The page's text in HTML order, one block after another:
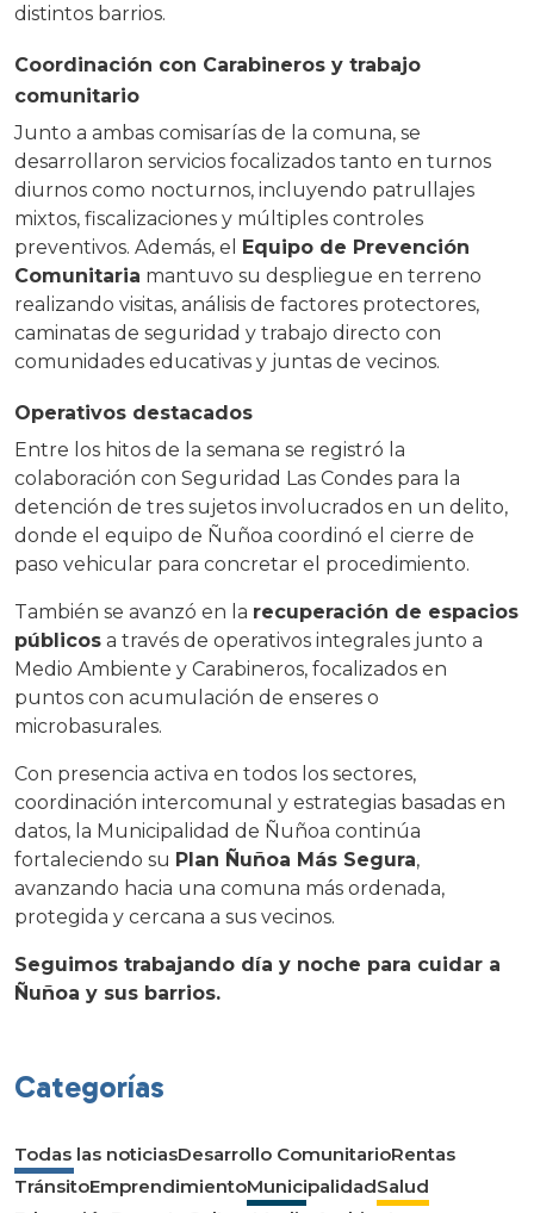
distintos barrios.
Coordinación con Carabineros y trabajo
comunitario
Junto a ambas comisarías de la comuna, se
desarrollaron servicios focalizados tanto en turnos
diurnos como nocturnos, incluyendo patrullajes
mixtos, fiscalizaciones y múltiples controles
preventivos. Además, el Equipo de Prevención
Comunitaria mantuvo su despliegue en terreno
realizando visitas, análisis de factores protectores,
caminatas de seguridad y trabajo directo con
comunidades educativas y juntas de vecinos.
Operativos destacados
Entre los hitos de la semana se registró la
colaboración con Seguridad Las Condes para la
detención de tres sujetos involucrados en un delito,
donde el equipo de Ñuñoa coordinó el cierre de
paso vehicular para concretar el procedimiento.
También se avanzó en la recuperación de espacios
públicos a través de operativos integrales junto a
Medio Ambiente y Carabineros, focalizados en
puntos con acumulación de enseres o
microbasurales.
Con presencia activa en todos los sectores,
coordinación intercomunal y estrategias basadas en
datos, la Municipalidad de Ñuñoa continúa
fortaleciendo su Plan Ñuñoa Más Segura,
avanzando hacia una comuna más ordenada,
protegida y cercana a sus vecinos.
Seguimos trabajando día y noche para cuidar a
Ñuñoa y sus barrios.
Categorías
Todas las noticiasDesarrollo ComunitarioRentas
TránsitoEmprendimientoMunicipalidadSalud